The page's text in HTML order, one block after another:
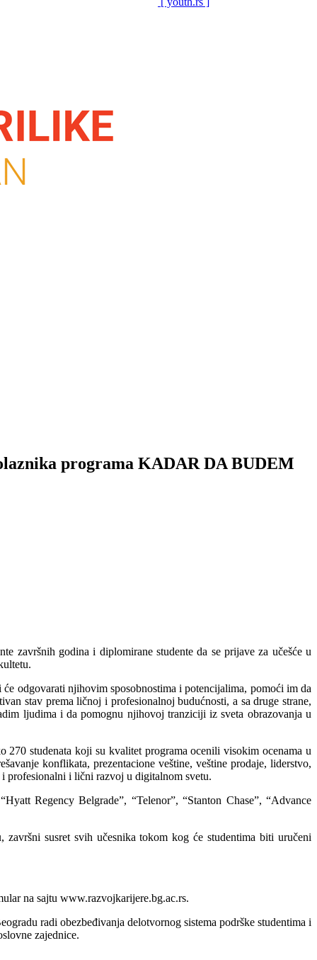
programa KADAR DA BUDEM
završnih godina i diplomirane studente da se prijave za učešće u
odgovarati njihovim sposobnostima i potencijalima, pomoći im da
stav prema ličnoj i profesionalnoj budućnosti, a sa druge strane,
ljudima i da pomognu njihovoj tranziciji iz sveta obrazovanja u
studenata koji su kvalitet programa ocenili visokim ocenama u
konflikata, prezentacione veštine, veštine prodaje, liderstvo,
profesionalni i lični razvoj u digitalnom svetu.
Regency Belgrade”, “Telenor”, “Stanton Chase”, “Advance
susret svih učesnika tokom kog će studentima biti uručeni
na sajtu www.razvojkarijere.bg.ac.rs.
radi obezbeđivanja delotvornog sistema podrške studentima i
zajednice.